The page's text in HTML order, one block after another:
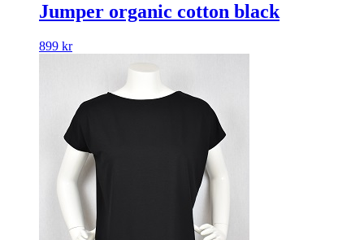
Jumper organic cotton black
899 kr